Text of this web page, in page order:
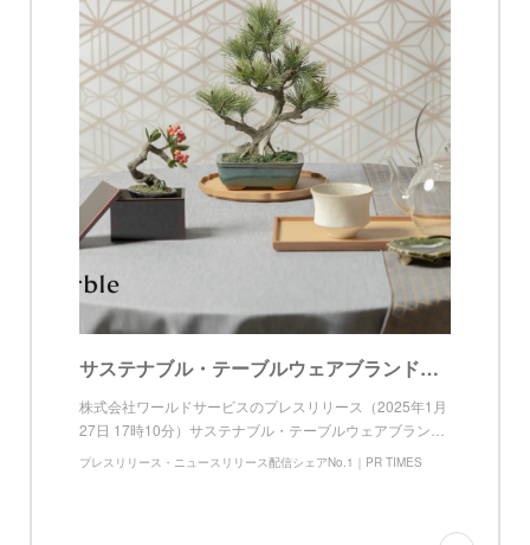
サステナブル・テーブルウェアブランド「eterble（エターブル）」が日本クラフト盆栽作家協会と食空間コンサルタント 荒井よう子氏とコラボレーション
株式会社ワールドサービスのプレスリリース（2025年1月
27日 17時10分）サステナブル・テーブルウェアブラン…
プレスリリース・ニュースリリース配信シェアNo.1｜PR TIMES